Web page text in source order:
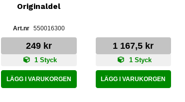
Originaldel
550016300
249 kr
1 Styck
LÄGG I VARUKORGEN
1 167,5 kr
1 Styck
LÄGG I VARUKORGEN